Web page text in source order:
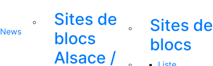
News
Sites de
blocs
Alsace /
Sites de
blocs